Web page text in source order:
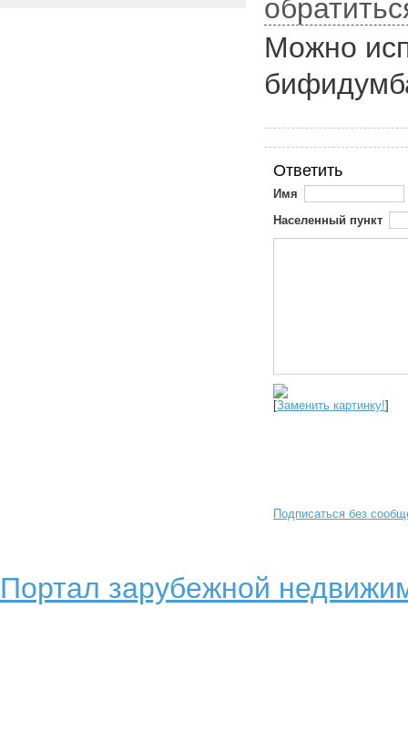
Можно
Ответить
Имя
Населенный пункт
[Заменить картинку!]
Подписаться без
Портал зарубежной